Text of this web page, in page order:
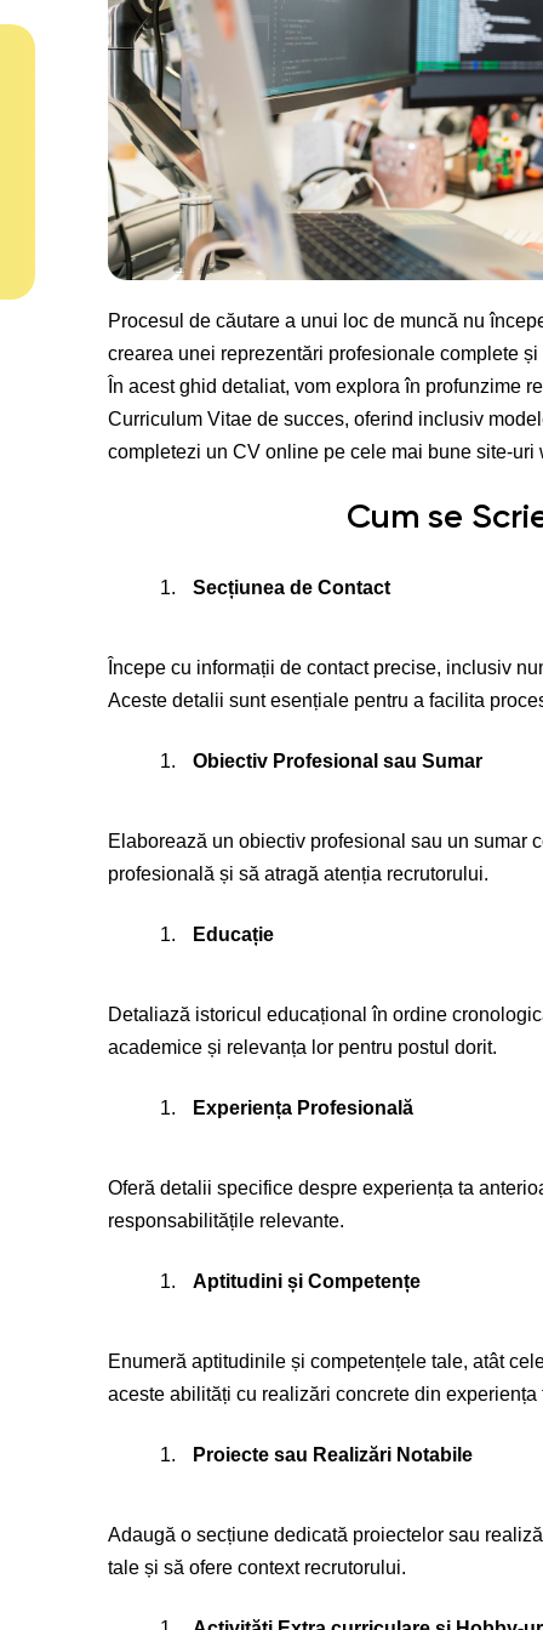
Procesul de căutare a unui loc de muncă nu
crearea unei reprezentări profesionale complete
În acest ghid detaliat, vom explora în profunzime
Curriculum Vitae de succes, oferind inclusiv
completezi un CV online pe cele mai bune site-uri
Cum se
Secțiunea de Contact
Începe cu informații de contact precise, inclusiv
Aceste detalii sunt esențiale pentru a facilita
Obiectiv Profesional sau Sumar
Elaborează un obiectiv profesional sau un sumar
profesională și să atragă atenția recrutorului.
Educație
Detaliază istoricul educațional în ordine
academice și relevanța lor pentru postul dorit.
Experiența Profesională
Oferă detalii specifice despre experiența ta
responsabilitățile relevante.
Aptitudini și Competențe
Enumeră aptitudinile și competențele tale, atât
aceste abilități cu realizări concrete din experiența
Proiecte sau Realizări Notabile
Adaugă o secțiune dedicată proiectelor sau
tale și să ofere context recrutorului.